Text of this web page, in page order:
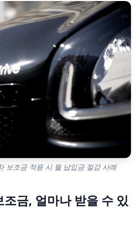
보조금 적용 시 월 납입금 절감 사례
금, 얼마나 받을 수 있